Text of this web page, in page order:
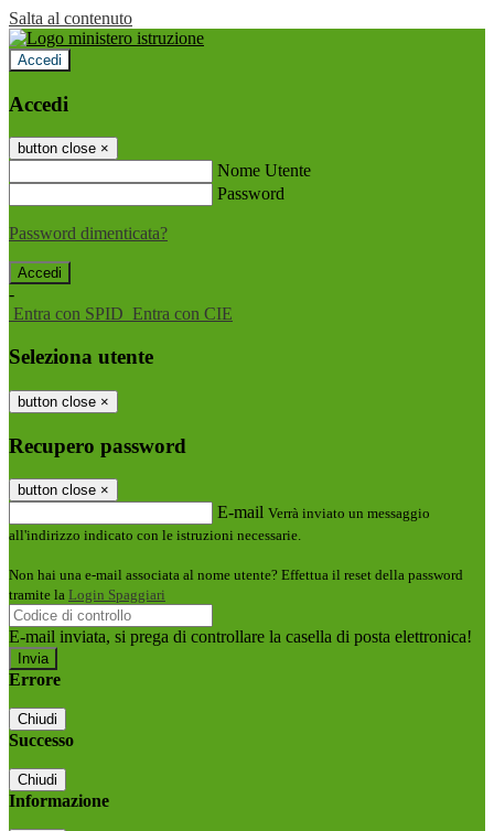
Salta al contenuto
Accedi
Accedi
button close ×
Nome Utente
Password
Password dimenticata?
-
Entra con SPID Entra con CIE
Seleziona utente
button close ×
Recupero password
button close ×
E-mail Verrà inviato un messaggio
all'indirizzo indicato con le istruzioni necessarie.
Non hai una e-mail associata al nome utente? Effettua il reset della password
tramite la Login Spaggiari
E-mail inviata, si prega di controllare la casella di posta elettronica!
Errore
Chiudi
Successo
Chiudi
Informazione